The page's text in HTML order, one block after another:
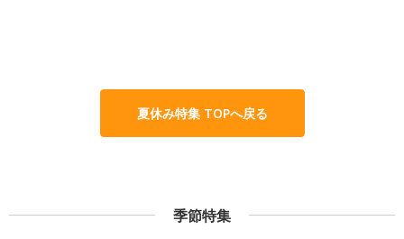
夏休み特集 TOPへ戻る
季節特集